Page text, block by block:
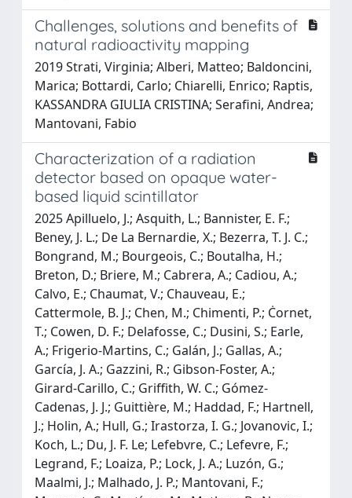
Challenges, solutions and benefits of
natural radioactivity mapping
2019 Strati, Virginia; Alberi, Matteo; Baldoncini,
Marica; Bottardi, Carlo; Chiarelli, Enrico; Raptis,
KASSANDRA GIULIA CRISTINA; Serafini, Andrea;
Mantovani, Fabio
Characterization of a radiation
detector based on opaque water-
based liquid scintillator
2025 Apilluelo, J.; Asquith, L.; Bannister, E. F.;
Beney, J. L.; De La Bernardie, X.; Bezerra, T. J. C.;
Bongrand, M.; Bourgeois, C.; Boutalha, H.;
Breton, D.; Briere, M.; Cabrera, A.; Cadiou, A.;
Calvo, E.; Chaumat, V.; Chauveau, E.;
Cattermole, B. J.; Chen, M.; Chimenti, P.; Ċornet,
T.; Cowen, D. F.; Delafosse, C.; Dusini, S.; Earle,
A.; Frigerio-Martins, C.; Galán, J.; Gallas, A.;
García, J. A.; Gazzini, R.; Gibson-Foster, A.;
Girard-Carillo, C.; Griffith, W. C.; Gómez-
Cadenas, J. J.; Guittière, M.; Haddad, F.; Hartnell,
J.; Holin, A.; Hull, G.; Irastorza, I. G.; Jovanovic, I.;
Koch, L.; Du, J. F. Le; Lefebvre, C.; Lefevre, F.;
Legrand, F.; Loaiza, P.; Lock, J. A.; Luzón, G.;
Maalmi, J.; Malhado, J. P.; Mantovani, F.;